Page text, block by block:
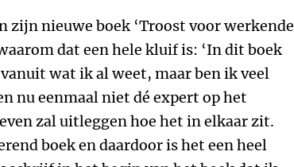
zijn nieuwe boek ‘Troost voor werkende
dat een hele kluif is: ‘In dit boek
wat ik al weet, maar ben ik veel
nu eenmaal niet dé expert op het
zal uitleggen hoe het in elkaar zit.
boek en daardoor is het een heel